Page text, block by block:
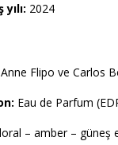
2024
Anne Flipo ve Carlos
Eau de Parfum
– amber – güneş